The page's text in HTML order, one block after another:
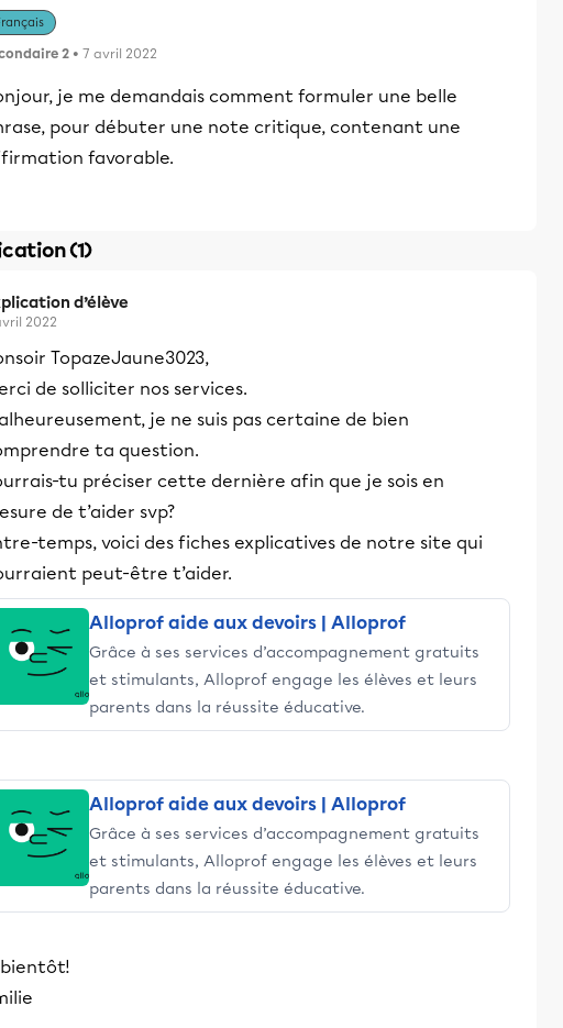
2 • 7 avril 2022
je me demandais comment formuler une belle
pour débuter une note critique, contenant une
favorable.
(1)
d’élève
2022
TopazeJaune3023,
de solliciter nos services.
je ne suis pas certaine de bien
ta question.
tu préciser cette dernière afin que je sois en
de t’aider svp?
temps, voici des fiches explicatives de notre site qui
peut-être t’aider.
Alloprof aide aux devoirs | Alloprof
Grâce à ses services d’accompagnement gratuits
et stimulants, Alloprof engage les élèves et leurs
parents dans la réussite éducative.
Alloprof aide aux devoirs | Alloprof
Grâce à ses services d’accompagnement gratuits
et stimulants, Alloprof engage les élèves et leurs
parents dans la réussite éducative.